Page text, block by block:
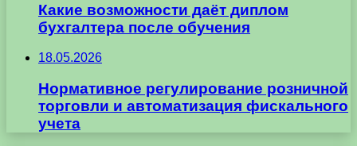
Какие возможности даёт диплом
бухгалтера после обучения
18.05.2026
Нормативное регулирование розничной
торговли и автоматизация фискального
учета